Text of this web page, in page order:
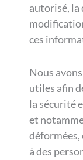
autorisé,
ces
Nous
utiles afin
la sécurité
et
déformées,
à des